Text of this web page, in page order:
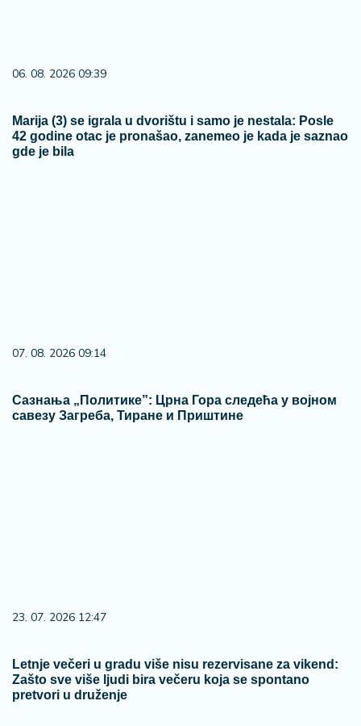
06. 08. 2026 09:39
Marija (3) se igrala u dvorištu i samo je nestala: Posle
42 godine otac je pronašao, zanemeo je kada je saznao
gde je bila